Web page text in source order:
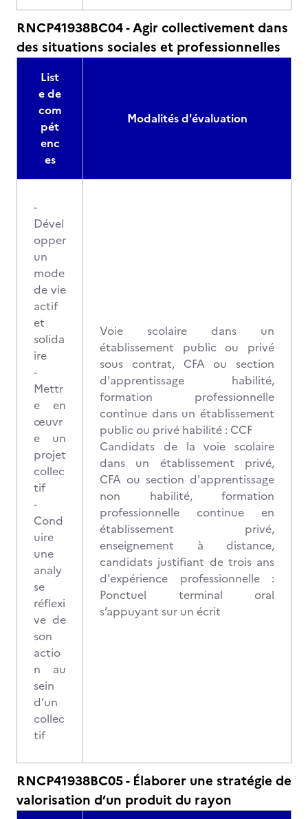
RNCP41938BC04 - Agir collectivement dans
des situations sociales et professionnelles
List
e de
com
pét
enc
es
Modalités d'évaluation
-
Dével
opper
un
mode
de vie
actif
et
solida
ire
-
Mettr
e en
œuvr
e un
projet
collec
tif
-
Cond
uire
une
analy
se
réflexi
ve de
son
actio
n au
sein
d’un
collec
tif
Voie scolaire dans un
établissement public ou privé
sous contrat, CFA ou section
d'apprentissage habilité,
formation professionnelle
continue dans un établissement
public ou privé habilité : CCF
Candidats de la voie scolaire
dans un établissement privé,
CFA ou section d'apprentissage
non habilité, formation
professionnelle continue en
établissement privé,
enseignement à distance,
candidats justifiant de trois ans
d'expérience professionnelle :
Ponctuel terminal oral
s’appuyant sur un écrit
RNCP41938BC05 - Élaborer une stratégie de
valorisation d’un produit du rayon